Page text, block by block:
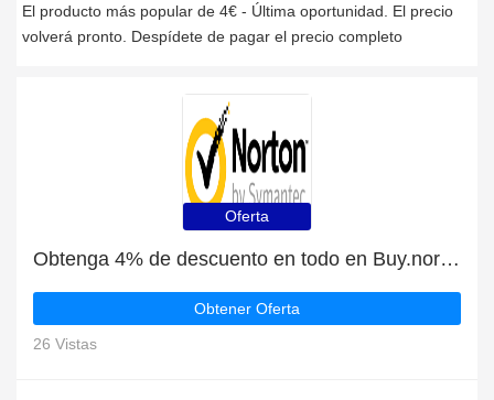
El producto más popular de 4€ - Última oportunidad. El precio
volverá pronto. Despídete de pagar el precio completo
Oferta
Obtenga 4% de descuento en todo en Buy.norton | caduca pronto
Obtener Oferta
26 Vistas